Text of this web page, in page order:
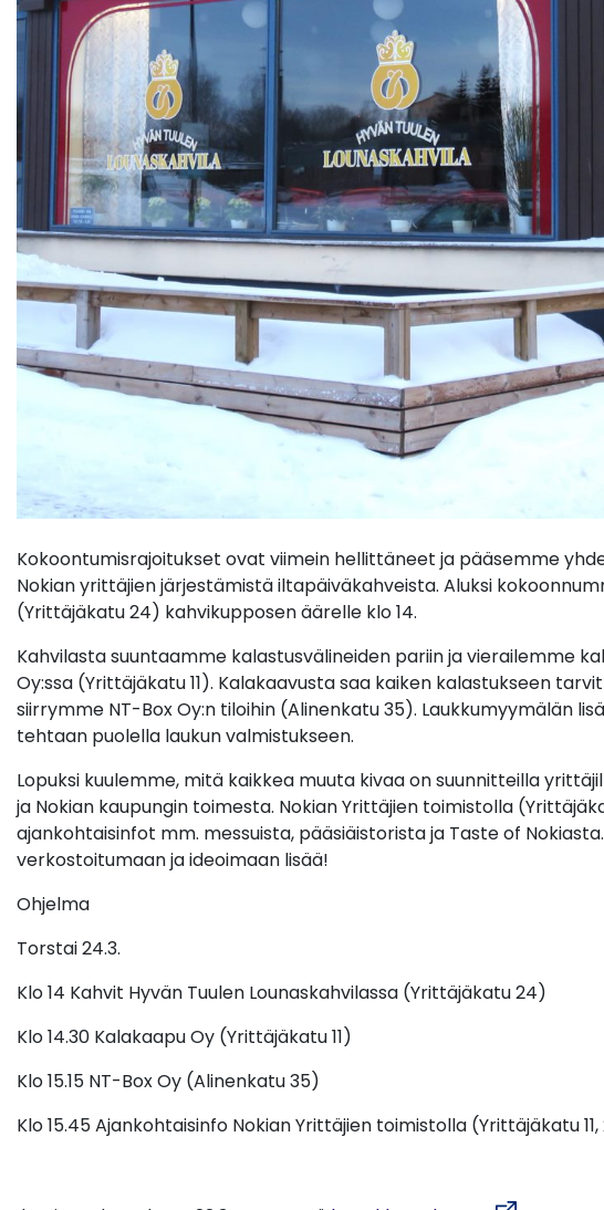
Kokoontumisrajoitukset ovat viimein hellittäneet ja pääsemme
Nokian yrittäjien järjestämistä iltapäiväkahveista. Aluksi
(Yrittäjäkatu 24) kahvikupposen äärelle klo 14.
Kahvilasta suuntaamme kalastusvälineiden pariin ja vierailemme
Oy:ssa (Yrittäjäkatu 11). Kalakaavusta saa kaiken kalastukseen
siirrymme NT-Box Oy:n tiloihin (Alinenkatu 35). Laukkumyymälän
tehtaan puolella laukun valmistukseen.
Lopuksi kuulemme, mitä kaikkea muuta kivaa on suunnitteilla
ja Nokian kaupungin toimesta. Nokian Yrittäjien toimistolla
ajankohtaisinfot mm. messuista, pääsiäistorista ja Taste of
verkostoitumaan ja ideoimaan lisää!
Ohjelma
Torstai 24.3.
Klo 14 Kahvit Hyvän Tuulen Lounaskahvilassa (Yrittäjäkatu 24)
Klo 14.30 Kalakaapu Oy (Yrittäjäkatu 11)
Klo 15.15 NT-Box Oy (Alinenkatu 35)
Klo 15.45 Ajankohtaisinfo Nokian Yrittäjien toimistolla (Yrittäjäkatu 11,